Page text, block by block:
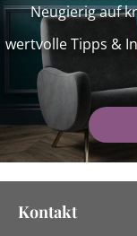
Neugierig auf
wertvolle Tipps &
Kontakt